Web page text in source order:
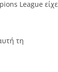
League είχε
τη